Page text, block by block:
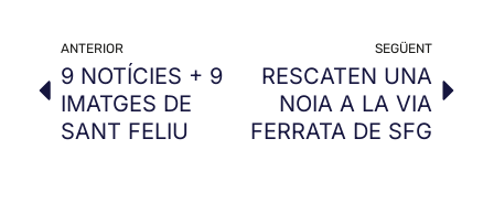
ANTERIOR
9 NOTÍCIES + 9
IMATGES DE
SANT FELIU
SEGÜENT
RESCATEN UNA
NOIA A LA VIA
FERRATA DE SFG